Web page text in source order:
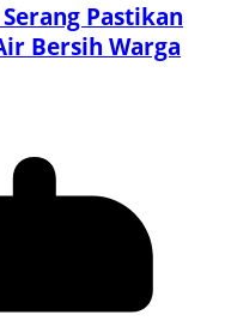
Pastikan
Bersih Warga